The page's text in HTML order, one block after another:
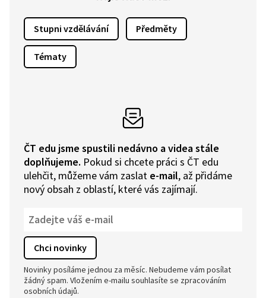
Stupni vzdělávání Předměty
Tématy
ČT edu jsme spustili nedávno a videa stále
doplňujeme. Pokud si chcete práci s ČT edu
ulehčit, můžeme vám zaslat e-mail, až přidáme
nový obsah z oblastí, které vás zajímají.
Novinky posíláme jednou za měsíc. Nebudeme vám posílat
žádný spam. Vložením e-mailu souhlasíte se zpracováním
osobních údajů.